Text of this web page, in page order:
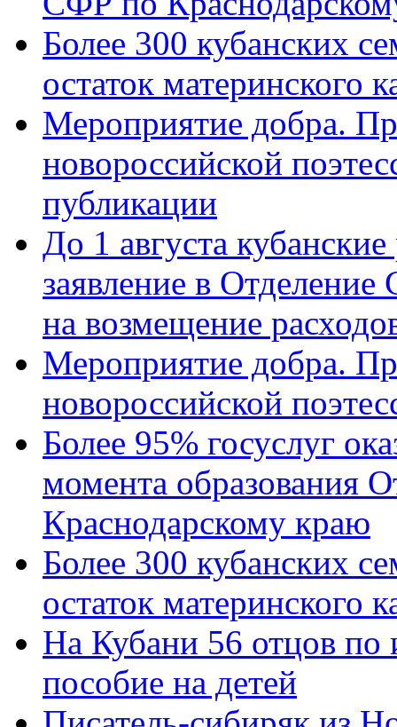
Более 300 кубанских
остаток материнского
Мероприятие добра.
новороссийской
публикации
До 1 августа
заявление в
на возмещение
Мероприятие добра.
новороссийской
Более 95% госуслуг
момента образования
Краснодарскому краю
Более 300 кубанских
остаток материнского
На Кубани 56 отцов по
пособие на детей